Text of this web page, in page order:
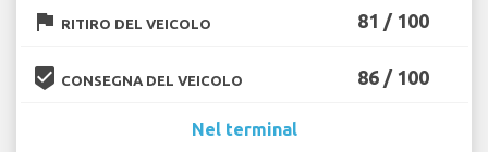
flag RITIRO DEL VEICOLO 81 / 100
beenhere CONSEGNA DEL VEICOLO 86 / 100
Nel terminal